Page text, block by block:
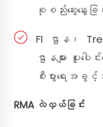
စုစည်းဆွေးနွေးခြင်
FI ဌာန၊
ဌာနများ ပူးပ
စီးပွားရေးအခွင့်
RMA လဲလှယ်ခြင်း